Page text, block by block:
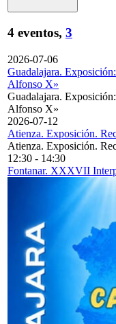
4 eventos, 3
2026-07-06
Guadalajara.
Alfonso X»
Guadalajara.
Alfonso X»
2026-07-12
Atienza. Exposición.
Atienza. Exposición.
12:30 - 14:30
Fontanar. XXXVII